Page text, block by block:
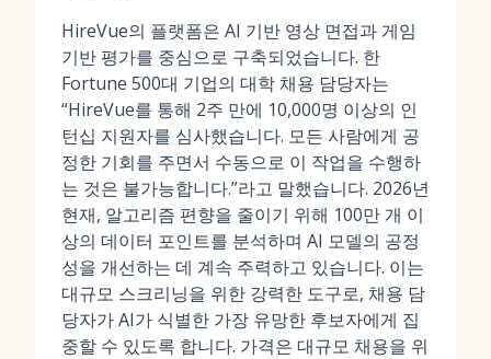
HireVue의 플랫폼은 AI 기반 영상 면접과 게임
기반 평가를 중심으로 구축되었습니다. 한
Fortune 500대 기업의 대학 채용 담당자는
“HireVue를 통해 2주 만에 10,000명 이상의 인
턴십 지원자를 심사했습니다. 모든 사람에게 공
정한 기회를 주면서 수동으로 이 작업을 수행하
는 것은 불가능합니다.”라고 말했습니다. 2026년
현재, 알고리즘 편향을 줄이기 위해 100만 개 이
상의 데이터 포인트를 분석하며 AI 모델의 공정
성을 개선하는 데 계속 주력하고 있습니다. 이는
대규모 스크리닝을 위한 강력한 도구로, 채용 담
당자가 AI가 식별한 가장 유망한 후보자에게 집
중할 수 있도록 합니다. 가격은 대규모 채용을 위